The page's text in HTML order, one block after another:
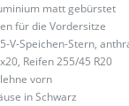
matt gebürstet
für die Vordersitze
V-Speichen-Stern,
Reifen 255/45 R20
vorn
in Schwarz